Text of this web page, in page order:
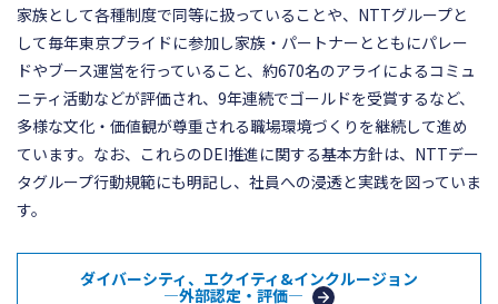
家族として各種制度で同等に扱っていることや、NTTグループと
して毎年東京プライドに参加し家族・パートナーとともにパレー
ドやブース運営を行っていること、約670名のアライによるコミュ
ニティ活動などが評価され、9年連続でゴールドを受賞するなど、
多様な文化・価値観が尊重される職場環境づくりを継続して進め
ています。なお、これらのDEI推進に関する基本方針は、NTTデー
タグループ行動規範にも明記し、社員への浸透と実践を図っていま
す。
ダイバーシティ、エクイティ&インクルージョン
―外部認定・評価―